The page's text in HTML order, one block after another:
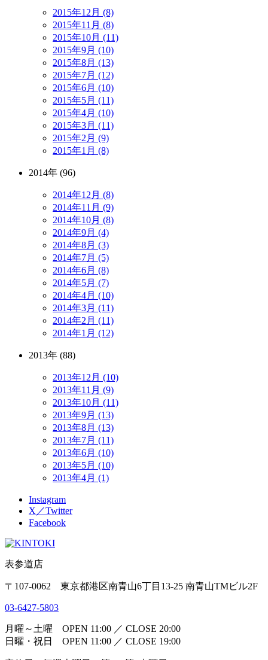
2015年12月 (8)
2015年11月 (8)
2015年10月 (11)
2015年9月 (10)
2015年8月 (13)
2015年7月 (12)
2015年6月 (10)
2015年5月 (11)
2015年4月 (10)
2015年3月 (11)
2015年2月 (9)
2015年1月 (8)
2014年 (96)
2014年12月 (8)
2014年11月 (9)
2014年10月 (8)
2014年9月 (4)
2014年8月 (3)
2014年7月 (5)
2014年6月 (8)
2014年5月 (7)
2014年4月 (10)
2014年3月 (11)
2014年2月 (11)
2014年1月 (12)
2013年 (88)
2013年12月 (10)
2013年11月 (9)
2013年10月 (11)
2013年9月 (13)
2013年8月 (13)
2013年7月 (11)
2013年6月 (10)
2013年5月 (10)
2013年4月 (1)
Instagram
X／Twitter
Facebook
表参道店
〒107-0062 東京都港区南青山6丁目13-25 南青山TMビル2F
03-6427-5803
月曜～土曜 OPEN 11:00 ／ CLOSE 20:00
日曜・祝日 OPEN 11:00 ／ CLOSE 19:00